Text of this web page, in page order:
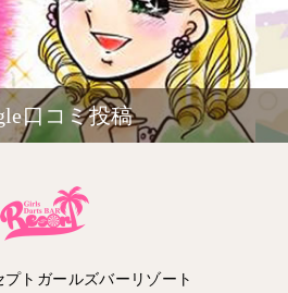
口コミ投稿
トガールズバーリゾート